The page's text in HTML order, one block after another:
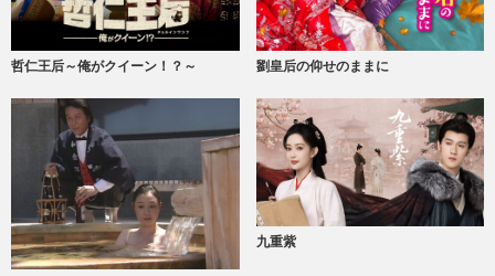
哲仁王后～俺がクイーン！？～ 劉皇后の仰せのままに
九重紫